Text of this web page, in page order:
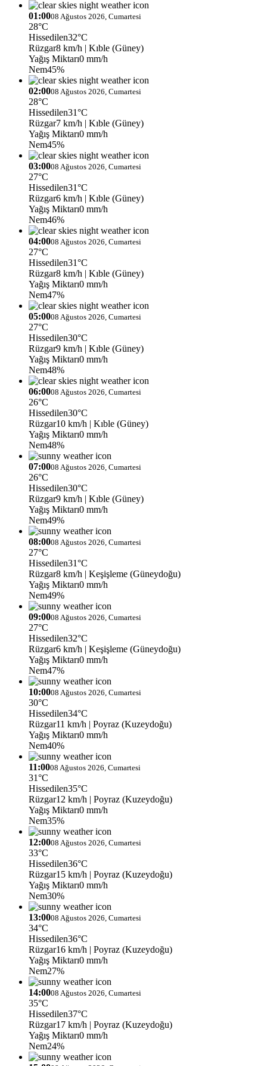
01:0008 Ağustos 2026, Cumartesi
28°C
Hissedilen32°C
Rüzgar8 km/h | Kıble (Güney)
Yağış Miktarı0 mm/h
Nem45%
02:0008 Ağustos 2026, Cumartesi
28°C
Hissedilen31°C
Rüzgar7 km/h | Kıble (Güney)
Yağış Miktarı0 mm/h
Nem45%
03:0008 Ağustos 2026, Cumartesi
27°C
Hissedilen31°C
Rüzgar6 km/h | Kıble (Güney)
Yağış Miktarı0 mm/h
Nem46%
04:0008 Ağustos 2026, Cumartesi
27°C
Hissedilen31°C
Rüzgar8 km/h | Kıble (Güney)
Yağış Miktarı0 mm/h
Nem47%
05:0008 Ağustos 2026, Cumartesi
27°C
Hissedilen30°C
Rüzgar9 km/h | Kıble (Güney)
Yağış Miktarı0 mm/h
Nem48%
06:0008 Ağustos 2026, Cumartesi
26°C
Hissedilen30°C
Rüzgar10 km/h | Kıble (Güney)
Yağış Miktarı0 mm/h
Nem48%
07:0008 Ağustos 2026, Cumartesi
26°C
Hissedilen30°C
Rüzgar9 km/h | Kıble (Güney)
Yağış Miktarı0 mm/h
Nem49%
08:0008 Ağustos 2026, Cumartesi
27°C
Hissedilen31°C
Rüzgar8 km/h | Keşişleme (Güneydoğu)
Yağış Miktarı0 mm/h
Nem49%
09:0008 Ağustos 2026, Cumartesi
27°C
Hissedilen32°C
Rüzgar6 km/h | Keşişleme (Güneydoğu)
Yağış Miktarı0 mm/h
Nem47%
10:0008 Ağustos 2026, Cumartesi
30°C
Hissedilen34°C
Rüzgar11 km/h | Poyraz (Kuzeydoğu)
Yağış Miktarı0 mm/h
Nem40%
11:0008 Ağustos 2026, Cumartesi
31°C
Hissedilen35°C
Rüzgar12 km/h | Poyraz (Kuzeydoğu)
Yağış Miktarı0 mm/h
Nem35%
12:0008 Ağustos 2026, Cumartesi
33°C
Hissedilen36°C
Rüzgar15 km/h | Poyraz (Kuzeydoğu)
Yağış Miktarı0 mm/h
Nem30%
13:0008 Ağustos 2026, Cumartesi
34°C
Hissedilen36°C
Rüzgar16 km/h | Poyraz (Kuzeydoğu)
Yağış Miktarı0 mm/h
Nem27%
14:0008 Ağustos 2026, Cumartesi
35°C
Hissedilen37°C
Rüzgar17 km/h | Poyraz (Kuzeydoğu)
Yağış Miktarı0 mm/h
Nem24%